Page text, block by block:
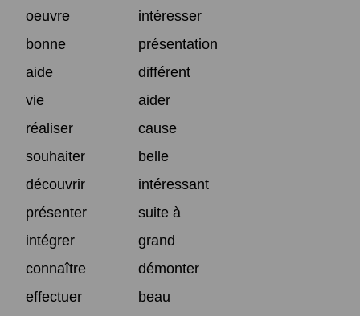
oeuvre
intéresser
bonne
présentation
aide
différent
vie
aider
réaliser
cause
souhaiter
belle
découvrir
intéressant
présenter
suite à
intégrer
grand
connaître
démonter
effectuer
beau